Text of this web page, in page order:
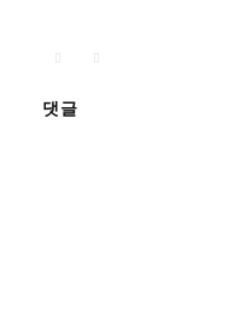
댓글